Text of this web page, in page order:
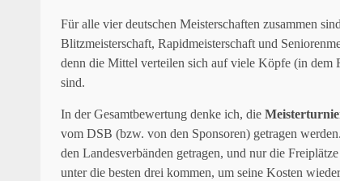
Für alle vier deutschen Meisterschaften zusammen
Blitzmeisterschaft, Rapidmeisterschaft und
denn die Mittel verteilen sich auf viele Köpfe (in dem
sind.
In der Gesamtbewertung denke ich, die
vom DSB (bzw. von den Sponsoren) getragen
den Landesverbänden getragen, und nur die
unter die besten drei kommen, um seine Kosten